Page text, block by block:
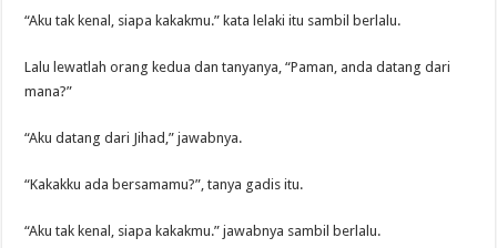
“Aku tak kenal, siapa kakakmu.” kata lelaki itu sambil berlalu.
Lalu lewatlah orang kedua dan tanyanya, “Paman, anda datang dari
mana?”
“Aku datang dari Jihad,” jawabnya.
“Kakakku ada bersamamu?”, tanya gadis itu.
“Aku tak kenal, siapa kakakmu.” jawabnya sambil berlalu.